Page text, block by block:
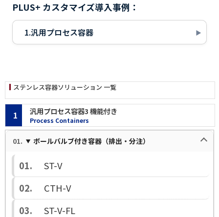
PLUS+ カスタマイズ導入事例：
1.汎用プロセス容器
ステンレス容器ソリューション 一覧
汎用プロセス容器3 機能付き
Process Containers
1
ボールバルブ付き容器（排出・分注）
ST-V
CTH-V
ST-V-FL